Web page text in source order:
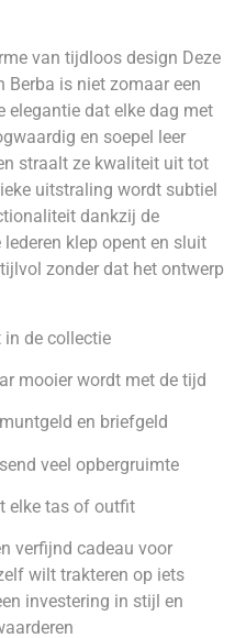
van tijdloos design Deze
Berba is niet zomaar een
elegantie dat elke dag met
en soepel leer
straalt ze kwaliteit uit tot
uitstraling wordt subtiel
dankzij de
klep opent en sluit
zonder dat het ontwerp
de collectie
mooier wordt met de tijd
en briefgeld
veel opbergruimte
elke tas of outfit
verfijnd cadeau voor
wilt trakteren op iets
investering in stijl en